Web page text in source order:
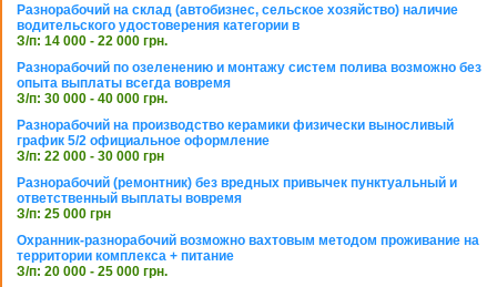
Разнорабочий на склад (автобизнес, сельское хозяйство) наличие
водительского удостоверения категории в
З/п: 14 000 - 22 000 грн.
Разнорабочий по озеленению и монтажу систем полива возможно без
опыта выплаты всегда вовремя
З/п: 30 000 - 40 000 грн.
Разнорабочий на производство керамики физически выносливый
график 5/2 официальное оформление
З/п: 22 000 - 30 000 грн
Разнорабочий (ремонтник) без вредных привычек пунктуальный и
ответственный выплаты вовремя
З/п: 25 000 грн
Охранник-разнорабочий возможно вахтовым методом проживание на
территории комплекса + питание
З/п: 20 000 - 25 000 грн.